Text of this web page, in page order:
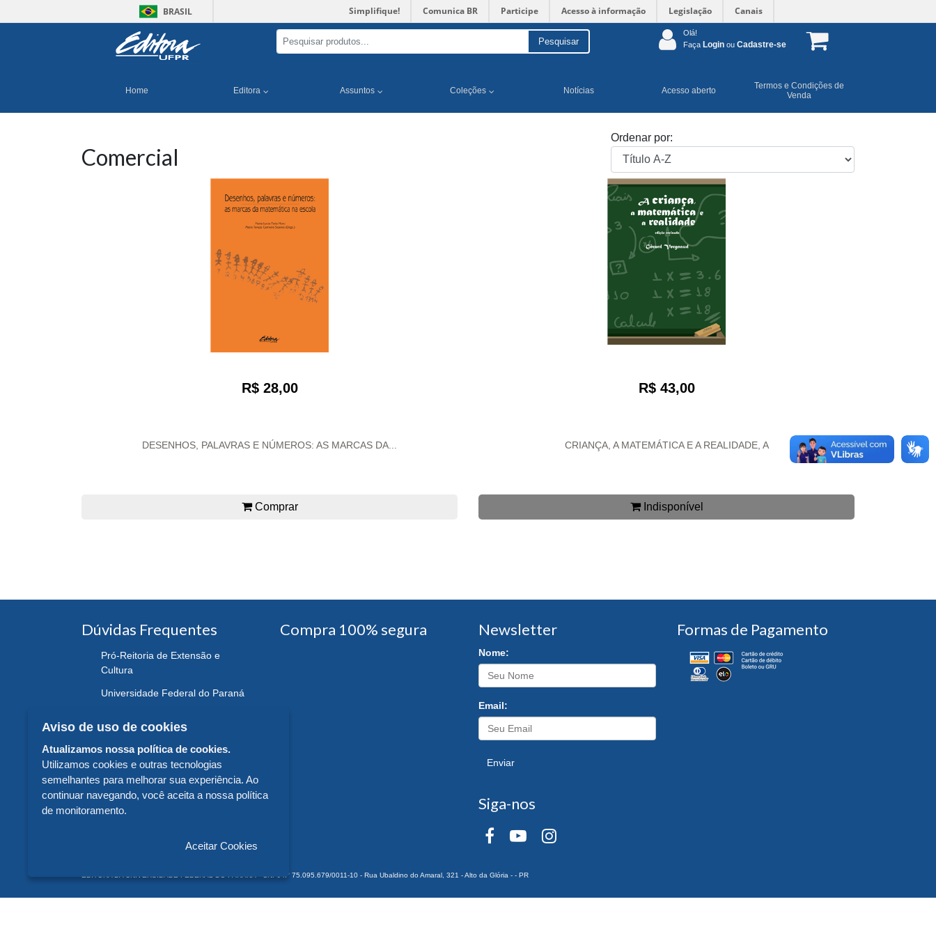
BRASIL Simplifique! Comunica BR Participe Acesso à informação Legislação Canais
Pesquisar
Olá!
Faça Login ou Cadastre-se
Home Editora Assuntos Coleções Notícias Acesso aberto
Termos e Condições de
Venda
Comercial
Ordenar por:
R$ 28,00
DESENHOS, PALAVRAS E NÚMEROS: AS MARCAS DA...
Comprar
R$ 43,00
CRIANÇA, A MATEMÁTICA E A REALIDADE, A
Indisponível
Dúvidas Frequentes
Pró-Reitoria de Extensão e
Cultura
Universidade Federal do Paraná
Compra 100% segura Newsletter
Nome:
Email:
Enviar
Siga-nos
Formas de Pagamento
EDITORA DA UNIVERSIDADE FEDERAL DO PARANÁ - CNPJ n° 75.095.679/0011-10 - Rua Ubaldino do Amaral, 321 - Alto da Glória - - PR
Aviso de uso de cookies
Atualizamos nossa política de cookies.
Utilizamos cookies e outras tecnologias
semelhantes para melhorar sua experiência. Ao
continuar navegando, você aceita a nossa política
de monitoramento.
Aceitar Cookies